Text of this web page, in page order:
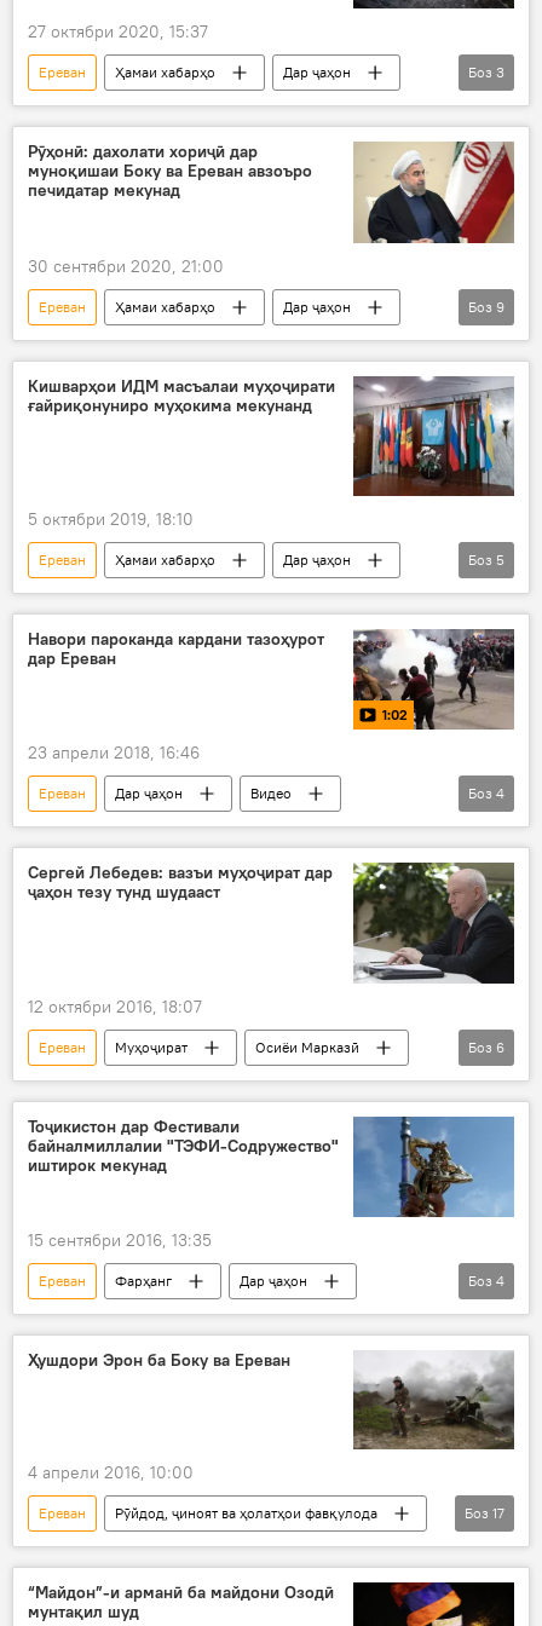
27 октябри 2020, 15:37
Ереван Ҳамаи хабарҳо
Дар ҷаҳон
Сиёсат
Амрико Боку
Боз 3
Рӯҳонӣ: дахолати хориҷӣ дар
муноқишаи Боку ва Ереван авзоъро
печидатар мекунад
30 сентябри 2020, 21:00
Ереван Ҳамаи хабарҳо
Дар ҷаҳон
Осиёи Марказӣ
Эрон
Арманистон
моҷаро
даргирӣ
муноқиша Боку
Боз 9
Кишварҳои ИДМ масъалаи муҳоҷирати
ғайриқонуниро муҳокима мекунанд
5 октябри 2019, 18:10
Ереван Ҳамаи хабарҳо
Дар ҷаҳон
ИДМ
ғайриқонунӣ
баррасӣ
Муҳоҷират
Дар Тоҷикистон
Боз 5
Навори пароканда кардани тазоҳурот
дар Ереван
1:02
23 апрели 2018, 16:46
Ереван Дар ҷаҳон
Видео
Ҳамаи хабарҳо
Серж Саргсян
тазоҳурот
пароканда кардан
Боз 4
Сергей Лебедев: вазъи муҳоҷират дар
ҷаҳон тезу тунд шудааст
12 октябри 2016, 18:07
Ереван Муҳоҷират
Осиёи Марказӣ
Дар ҷаҳон
Ҳамаи хабарҳо
танзим
ИДМ
Боз 6
Тоҷикистон дар Фестивали
байналмиллалии "ТЭФИ-Содружество"
иштирок мекунад
15 сентябри 2016, 13:35
Ереван Фарҳанг
Дар ҷаҳон
Ҳамаи хабарҳо
Арманистон
Фестивали байналмиллалии "ТЭФИ-Содружество"
Боз 4
Ҳушдори Эрон ба Боку ва Ереван
4 апрели 2016, 10:00
Ереван
Рӯйдод, ҷиноят ва ҳолатҳои фавқулода
Дар ҷаҳон
Ҳамаи хабарҳо
Амният ва мудофиа
Боку
Теҳрон
Озарбойҷон
Боз 17
“Майдон”-и арманӣ ба майдони Озодӣ
мунтақил шуд